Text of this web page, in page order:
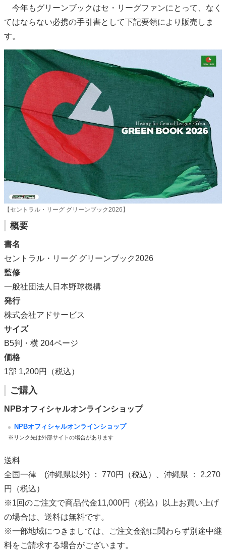
今年もグリーンブックはセ・リーグファンにとって、なく
てはならない必携の手引書として下記要領により販売しま
す。
【セントラル・リーグ グリーンブック2026】
概要
書名
セントラル・リーグ グリーンブック2026
監修
一般社団法人日本野球機構
発行
株式会社アドサービス
サイズ
B5判・横 204ページ
価格
1部 1,200円（税込）
ご購入
NPBオフィシャルオンラインショップ
NPBオフィシャルオンラインショップ
※リンク先は外部サイトの場合があります
送料
全国一律 (沖縄県以外) ： 770円（税込）、沖縄県 ： 2,270
円（税込）
※1回のご注文で商品代金11,000円（税込）以上お買い上げ
の場合は、送料は無料です。
※一部地域につきましては、ご注文金額に関わらず別途中継
料をご請求する場合がございます。